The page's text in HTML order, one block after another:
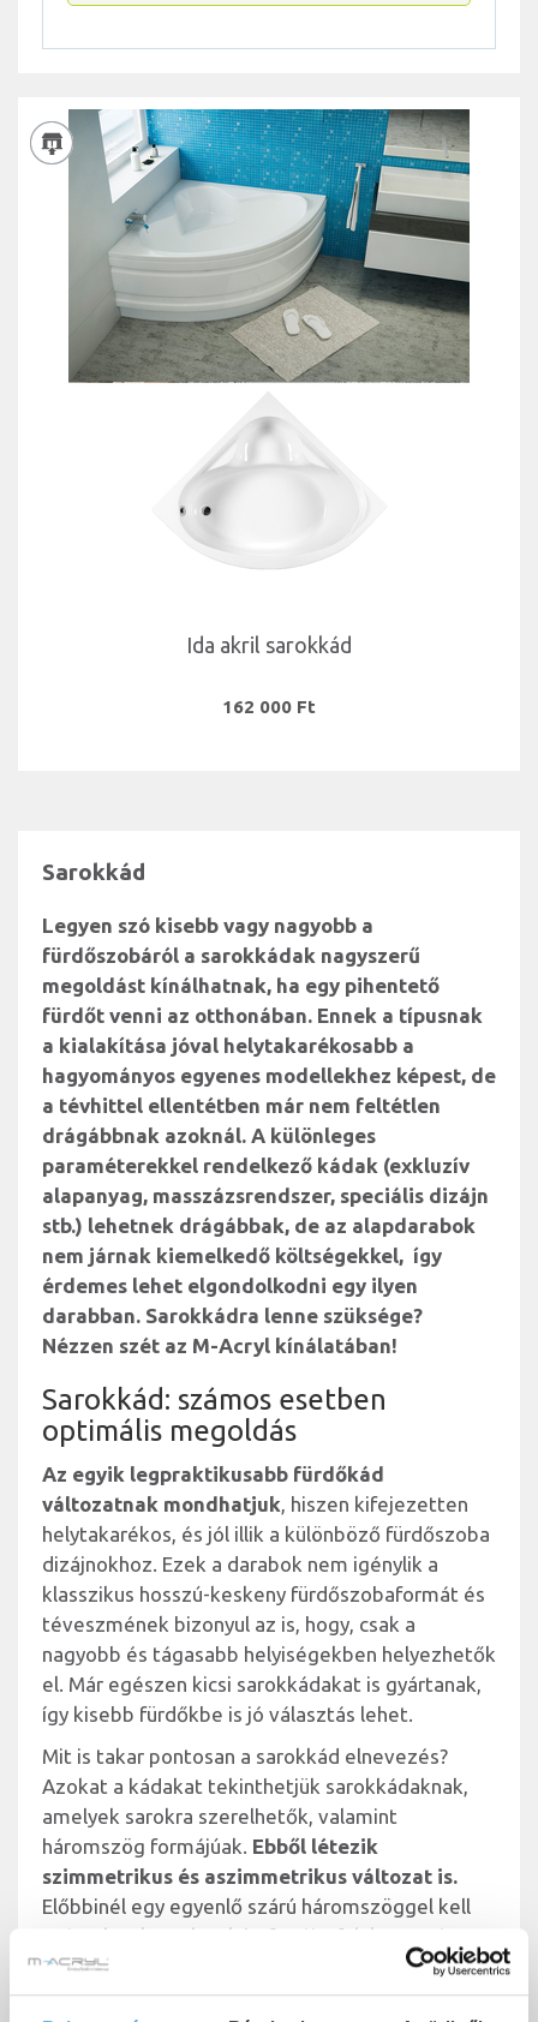
Ida akril sarokkád
162 000 Ft
Sarokkád
Legyen szó kisebb vagy nagyobb a
fürdőszobáról a sarokkádak nagyszerű
megoldást kínálhatnak, ha egy pihentető
fürdőt venni az otthonában. Ennek a típusnak
a kialakítása jóval helytakarékosabb a
hagyományos egyenes modellekhez képest, de
a tévhittel ellentétben már nem feltétlen
drágábbnak azoknál. A különleges
paraméterekkel rendelkező kádak (exkluzív
alapanyag, masszázsrendszer, speciális dizájn
stb.) lehetnek drágábbak, de az alapdarabok
nem járnak kiemelkedő költségekkel, így
érdemes lehet elgondolkodni egy ilyen
darabban. Sarokkádra lenne szüksége?
Nézzen szét az M-Acryl kínálatában!
Sarokkád: számos esetben
optimális megoldás
Az egyik legpraktikusabb fürdőkád
változatnak mondhatjuk, hiszen kifejezetten
helytakarékos, és jól illik a különböző fürdőszoba
dizájnokhoz. Ezek a darabok nem igénylik a
klasszikus hosszú-keskeny fürdőszobaformát és
téveszmének bizonyul az is, hogy, csak a
nagyobb és tágasabb helyiségekben helyezhetők
el. Már egészen kicsi sarokkádakat is gyártanak,
így kisebb fürdőkbe is jó választás lehet.
Mit is takar pontosan a sarokkád elnevezés?
Azokat a kádakat tekinthetjük sarokkádaknak,
amelyek sarokra szerelhetők, valamint
háromszög formájúak. Ebből létezik
szimmetrikus és aszimmetrikus változat is.
Előbbinél egy egyenlő szárú háromszöggel kell
számolnunk, melynek befogói a falak mentén
helyezkednek el, míg utóbbinál nem muszáj a
kád fal mellett lévő oldalainak egyforma